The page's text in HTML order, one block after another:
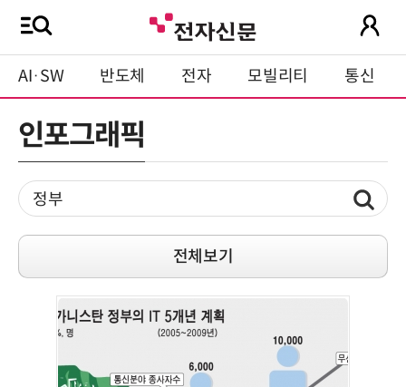
AI·SW 반도체 전자 모빌리티 통신
인포그래픽
전체보기